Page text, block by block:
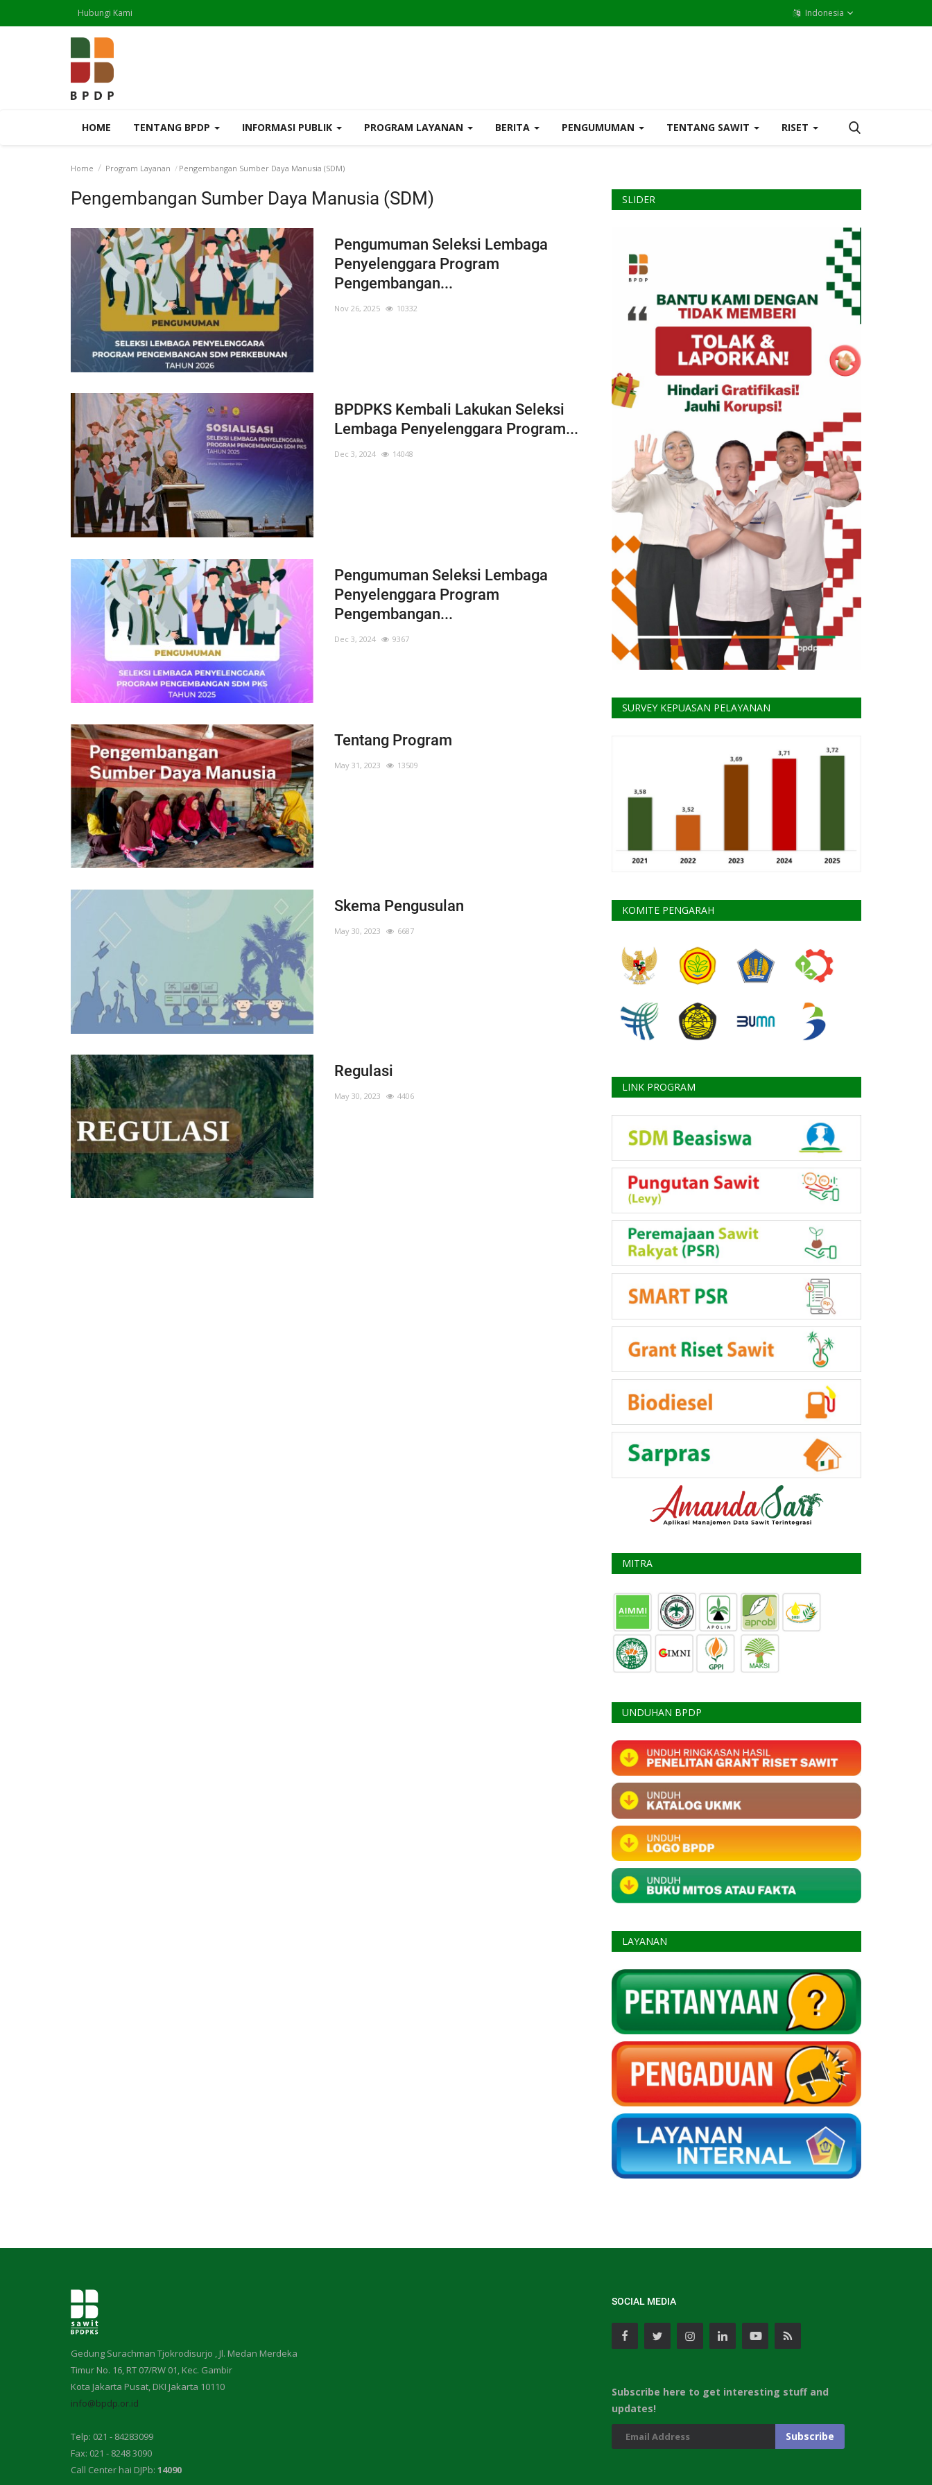
Hubungi Kami Indonesia
HOME TENTANG BPDP INFORMASI PUBLIK PROGRAM LAYANAN BERITA PENGUMUMAN TENTANG SAWIT RISET
Home Program Layanan Pengembangan Sumber Daya Manusia (SDM)
Pengembangan Sumber Daya Manusia (SDM)
Pengumuman Seleksi Lembaga
Penyelenggara Program
Pengembangan...
Nov 26, 2025 10332
BPDPKS Kembali Lakukan Seleksi
Lembaga Penyelenggara Program...
Dec 3, 2024 14048
Pengumuman Seleksi Lembaga
Penyelenggara Program
Pengembangan...
Dec 3, 2024 9367
Tentang Program
May 31, 2023 13509
Skema Pengusulan
May 30, 2023 6687
Regulasi
May 30, 2023 4406
SLIDER
SURVEY KEPUASAN PELAYANAN
KOMITE PENGARAH
LINK PROGRAM
MITRA
UNDUHAN BPDP
LAYANAN
Gedung Surachman Tjokrodisurjo , Jl. Medan Merdeka
Timur No. 16, RT 07/RW 01, Kec. Gambir
Kota Jakarta Pusat, DKI Jakarta 10110
info@bpdp.or.id
Telp: 021 - 84283099
Fax: 021 - 8248 3090
Call Center hai DJPb: 14090
SOCIAL MEDIA
Subscribe here to get interesting stuff and
updates!